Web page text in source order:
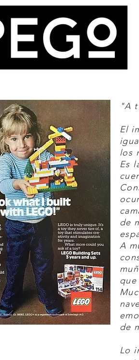
Erso is inclusief
"A
El
los
Es
de
A
de
Lo